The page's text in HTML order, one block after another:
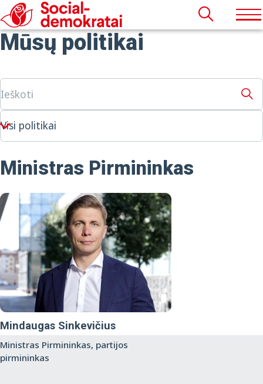
Mūsų politikai
Ministras Pirmininkas
Mindaugas Sinkevičius
Ministras Pirmininkas, partijos
pirmininkas